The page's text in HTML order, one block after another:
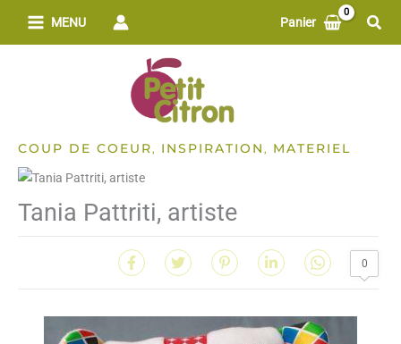
MENU Panier
COUP DE COEUR, INSPIRATION , MATERIEL
Tania Pattriti, artiste
0